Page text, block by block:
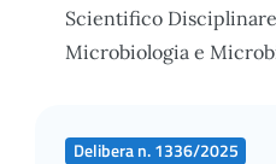
Scientifico
Microbiologia e
Delibera n. 1336/2025